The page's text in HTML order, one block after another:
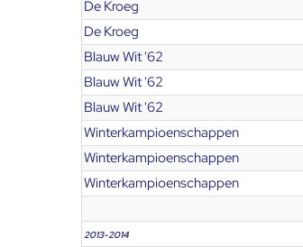
De Kroeg
De Kroeg
Blauw Wit '62
Blauw Wit '62
Blauw Wit '62
Winterkampioenschappen
Winterkampioenschappen
Winterkampioenschappen
2013-2014